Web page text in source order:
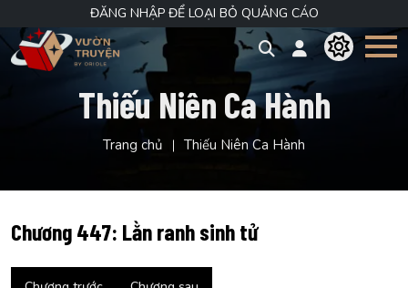
ĐĂNG NHẬP ĐỂ LOẠI BỎ QUẢNG CÁO
Thiếu Niên Ca Hành
Trang chủ Thiếu Niên Ca Hành
Chương 447: Lằn ranh sinh tử